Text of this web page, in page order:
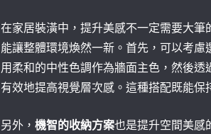
在家居裝潢中，提升美感不一定需要大
能讓整體環境煥然一新。首先，可以考慮
用柔和的中性色調作為牆面主色，然後透
有效地提高視覺層次感。這種搭配既能保
另外， 機智的收納方案也是提升空間美感